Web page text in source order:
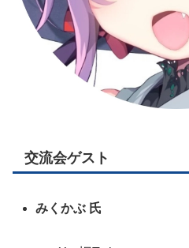
交流会ゲスト
みくかぶ 氏